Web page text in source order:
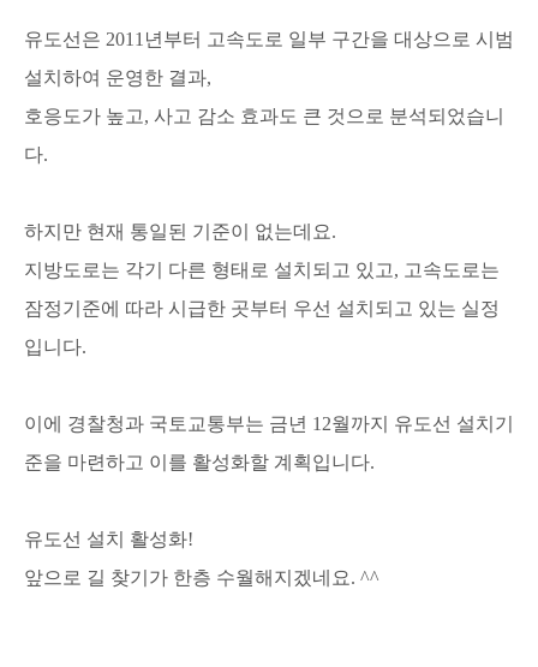
유도선은 2011년부터 고속도로 일부 구간을 대상으로 시범
설치하여 운영한 결과,
호응도가 높고, 사고 감소 효과도 큰 것으로 분석되었습니
다.
하지만 현재 통일된 기준이 없는데요.
지방도로는 각기 다른 형태로 설치되고 있고, 고속도로는
잠정기준에 따라 시급한 곳부터 우선 설치되고 있는 실정
입니다.
이에 경찰청과 국토교통부는 금년 12월까지 유도선 설치기
준을 마련하고 이를 활성화할 계획입니다.
유도선 설치 활성화!
앞으로 길 찾기가 한층 수월해지겠네요. ^^